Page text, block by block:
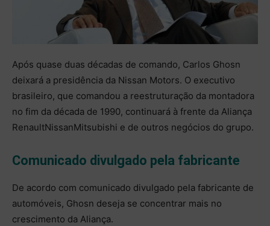
Após quase duas décadas de comando, Carlos Ghosn
deixará a presidência da Nissan Motors. O executivo
brasileiro, que comandou a reestruturação da montadora
no fim da década de 1990, continuará à frente da Aliança
Renault­Nissan­Mitsubishi e de outros negócios do grupo.
Comunicado divulgado pela fabricante
De acordo com comunicado divulgado pela fabricante de
automóveis, Ghosn deseja se concentrar mais no
crescimento da Aliança.